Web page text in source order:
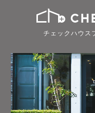
チェックハウス